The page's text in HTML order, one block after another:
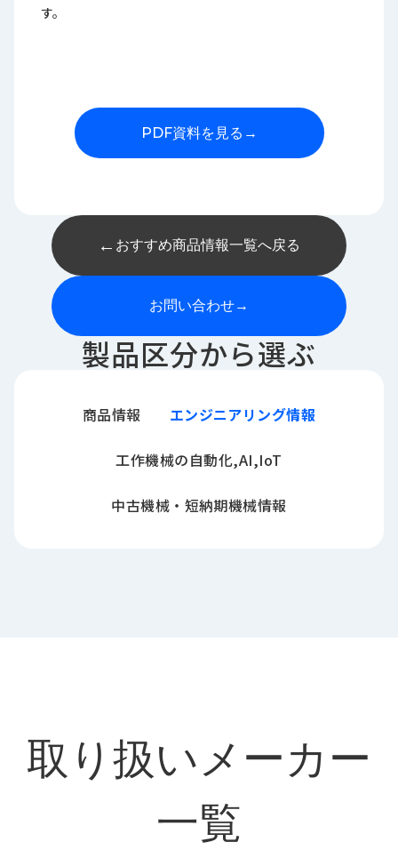
す。
PDF資料を見る →
← おすすめ商品情報一覧へ戻る
お問い合わせ→
製品区分から選ぶ
商品情報 エンジニアリング情報
工作機械の自動化,AI,IoT
中古機械・短納期機械情報
取り扱いメーカー
一覧